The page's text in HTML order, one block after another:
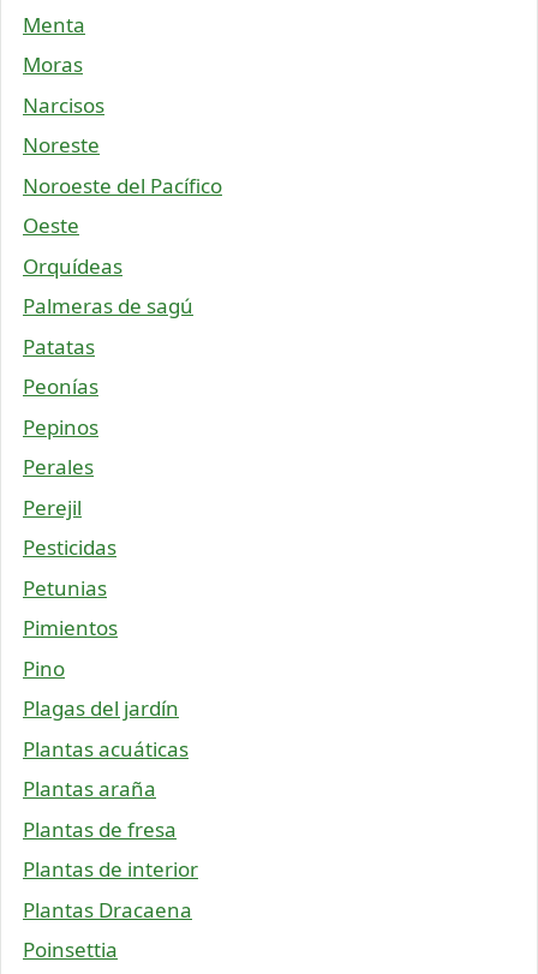
Menta
Moras
Narcisos
Noreste
Noroeste del Pacífico
Oeste
Orquídeas
Palmeras de sagú
Patatas
Peonías
Pepinos
Perales
Perejil
Pesticidas
Petunias
Pimientos
Pino
Plagas del jardín
Plantas acuáticas
Plantas araña
Plantas de fresa
Plantas de interior
Plantas Dracaena
Poinsettia